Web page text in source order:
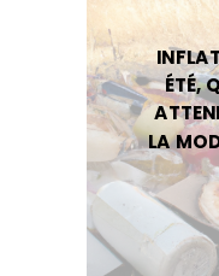
ÉTÉ,
LA